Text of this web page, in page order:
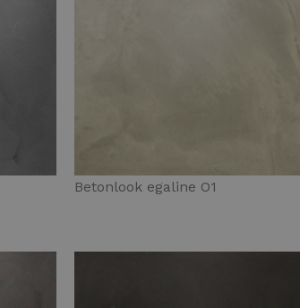
Betonlook egaline O1